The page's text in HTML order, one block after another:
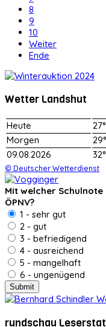
8
9
10
Weiter
Ende
Wetter Landshut
Heute
Morgen
09.08.2026
© Deutscher Wetterdienst
Mit welcher
ÖPNV?
1 - sehr gut
2 - gut
3 - befriedigend
4 - ausreichend
5 - mangelhaft
6 - ungenügend
rundschau